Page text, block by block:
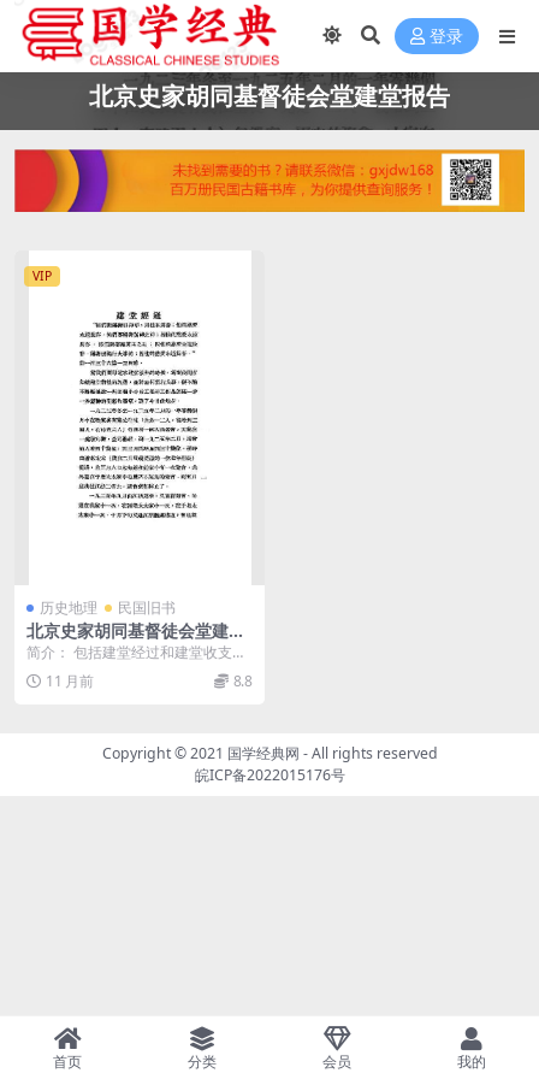
登录
北京史家胡同基督徒会堂建堂报告
VIP
历史地理 民国旧书
北京史家胡同基督徒会堂建堂
报告PDF下载,史家胡同基督徒
简介： 包括建堂经过和建堂收支报
告两部分 截图： 目录：
11 月前 8.8
Copyright © 2021 国学经典网 - All rights reserved
皖ICP备2022015176号
首页 分类 会员 我的